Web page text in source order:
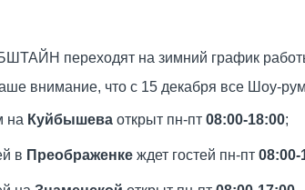
переходят на зимний график
внимание, что с 15 декабря все Шоу-
на Куйбышева открыт пн-пт 08:00-18:00;
в Преображенке ждет гостей пн-пт 08:00-